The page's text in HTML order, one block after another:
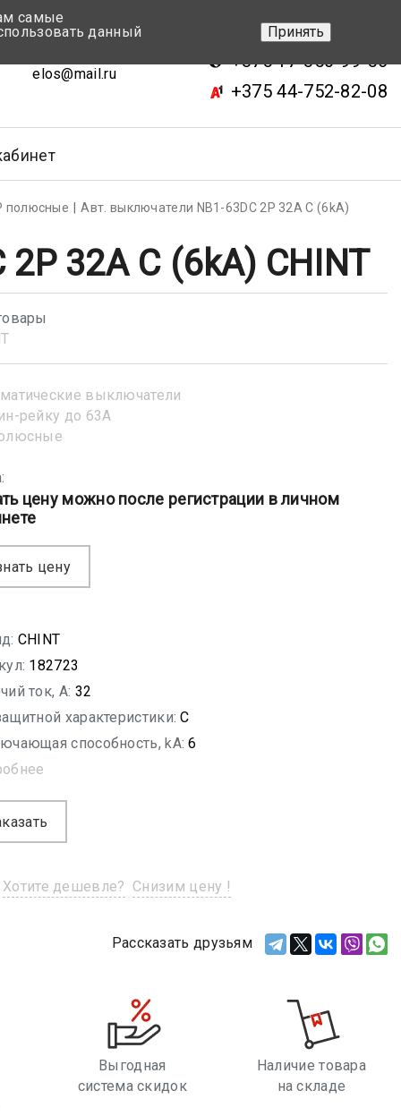
elos@mail.ru
+375 17-343-46-70
+375 17-350-99-56
+375 44-752-82-08
полюсные
Авт. выключатели NB1-63DC 2P 32A С (6kA)
32A С (6kA) CHINT
выключатели
рейку до 63А
цену можно после регистрации в личном
цену
CHINT
182723
ток, A: 32
характеристики: C
способность, kA: 6
Хотите дешевле? Снизим цену !
Рассказать друзьям
Выгодная
система скидок
Наличие товара
на складе
самые
данный
Принять